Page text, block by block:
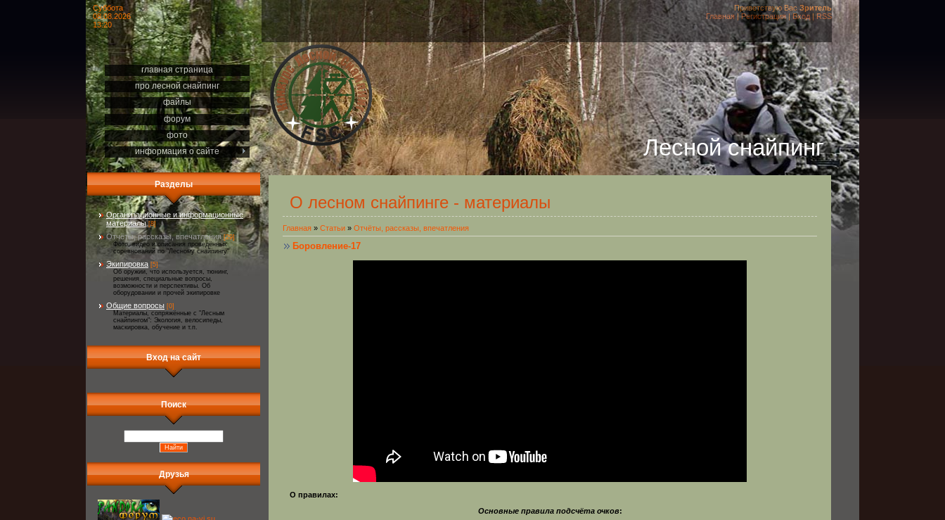
Суббота
08.08.2026
13:20
Приветствую Вас Зритель
Главная|Регистрация|Вход | RSS
главная страница
про лесной снайпинг
файлы
форум
фото
информация о сайте
Разделы
Организационные и информационные
материалы [8]
Отчёты, рассказы, впечатления [29]
Фото, видео и описания проведённых
соревнований по "Лесному снайпингу"
Экипировка [5]
Об оружии, что используется, тюнинг,
решения, специальные вопросы,
возможности и перспективы. Об
оборудовании и прочей экипировке
Общие вопросы [0]
Материалы, сопряжённые с "Лесным
снайпингом": Экология, велосипеды,
маскировка, обучение и т.п.
Вход на сайт
Поиск
Друзья
Лесной снайпинг
О лесном снайпинге - материалы
Главная » Статьи » Отчёты, рассказы, впечатления
Боровление-17
О правилах:
Основные правила подсчёта очков: